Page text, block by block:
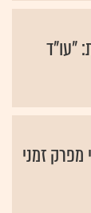
"עו"ד
זמני